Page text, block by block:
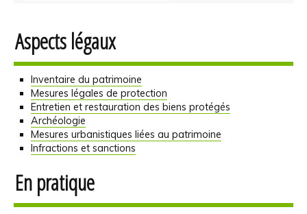
Aspects légaux
Inventaire du patrimoine
Mesures légales de protection
Entretien et restauration des biens protégés
Archéologie
Mesures urbanistiques liées au patrimoine
Infractions et sanctions
En pratique